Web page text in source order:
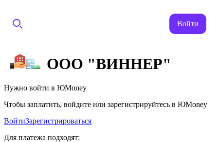
Войти
ООО "ВИННЕР"
Нужно войти в ЮMoney
Чтобы заплатить, войдите или зарегистрируйтесь в ЮMoney
ВойтиЗарегистрироваться
Для платежа подходят: